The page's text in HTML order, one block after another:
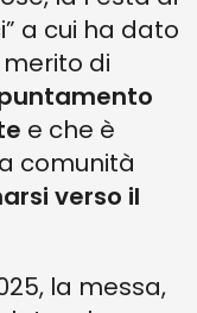
a cui ha dato
di
e che è
comunità
verso il
la messa,